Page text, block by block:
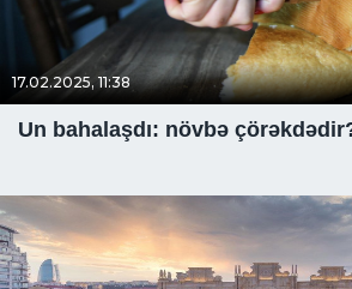
17.02.2025, 11:38
Un bahalaşdı: növbə